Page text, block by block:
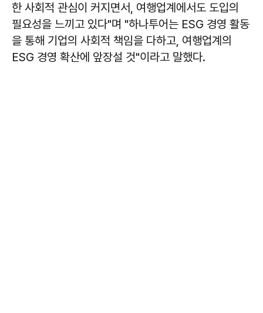
한 사회적 관심이 커지면서, 여행업계에서도 도입의
필요성을 느끼고 있다"며 "하나투어는 ESG 경영 활동
을 통해 기업의 사회적 책임을 다하고, 여행업계의
ESG 경영 확산에 앞장설 것"이라고 말했다.